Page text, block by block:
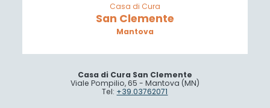
Casa di Cura
San Clemente
Mantova
Casa di Cura San Clemente
Viale Pompilio, 65 - Mantova (MN)
Tel: +39.03762071